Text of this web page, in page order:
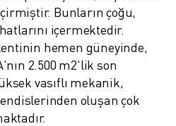
Bunların çoğu,
içermektedir.
hemen güneyinde,
2.500 m2'lik son
vasıflı mekanik,
oluşan çok